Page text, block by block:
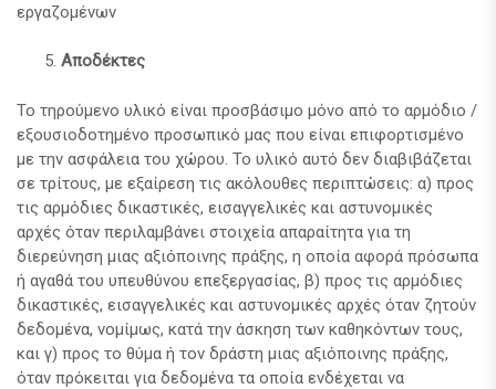
εργαζομένων
Αποδέκτες
Το τηρούμενο υλικό είναι προσβάσιμο μόνο από το αρμόδιο /
εξουσιοδοτημένο προσωπικό μας που είναι επιφορτισμένο
με την ασφάλεια του χώρου. Το υλικό αυτό δεν διαβιβάζεται
σε τρίτους, με εξαίρεση τις ακόλουθες περιπτώσεις: α) προς
τις αρμόδιες δικαστικές, εισαγγελικές και αστυνομικές
αρχές όταν περιλαμβάνει στοιχεία απαραίτητα για τη
διερεύνηση μιας αξιόποινης πράξης, η οποία αφορά πρόσωπα
ή αγαθά του υπευθύνου επεξεργασίας, β) προς τις αρμόδιες
δικαστικές, εισαγγελικές και αστυνομικές αρχές όταν ζητούν
δεδομένα, νομίμως, κατά την άσκηση των καθηκόντων τους,
και γ) προς το θύμα ή τον δράστη μιας αξιόποινης πράξης,
όταν πρόκειται για δεδομένα τα οποία ενδέχεται να